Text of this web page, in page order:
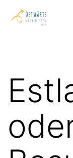
Zum
InhaltOstwärts